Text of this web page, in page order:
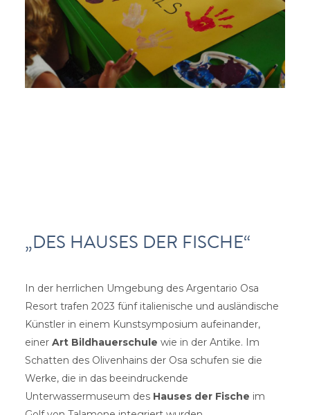
„DES HAUSES DER FISCHE“
In der herrlichen Umgebung des Argentario Osa
Resort trafen 2023 fünf italienische und ausländische
Künstler in einem Kunstsymposium aufeinander,
einer Art Bildhauerschule wie in der Antike. Im
Schatten des Olivenhains der Osa schufen sie die
Werke, die in das beeindruckende
Unterwassermuseum des Hauses der Fische im